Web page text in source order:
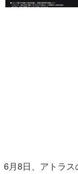
女性向け
6月8日、アトラ